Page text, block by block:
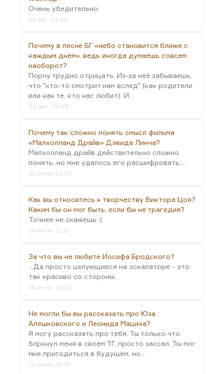
«Мы любим перечитывать страшное, но это нам
кажется, что это страшное». Потому что мы же
не любим перечитывать Шаламова, или
«Крутой маршрут» Евгении Гинзбург, или
«Воспоминания» Виктора Франкла о
концлагере (вот это по-настоящему страшно), а
мы любим таинственное, мы любим готическое:
Очень убедительно.
06 авг., 01:23
Почему в песне БГ «небо становится ближе с
каждым днем», ведь иногда думаешь совсем
наоборот?
Порчу трудно отрицать. Из-за неё забываешь,
что "кто-то смотрит нам вслед" (как родители
или как те, кто нас любит). И…
03 авг., 04:58
Почему так сложно понять смысл фильма
«Малхолланд Драйв» Дэвида Линча?
Малхолланд драйв действительно сложно
понять, но мне удалось его расшифровать:…
31 июля, 14:05
Как вы относитесь к творчеству Виктора Цоя?
Каким бы он мог быть, если бы не трагедия?
Точнее не скажешь :(
16 июля, 21:11
За что вы не любите Иосифа Бродского?
...Да просто целующиеся на эскалаторе - это
так красиво со стороны...
16 июля, 20:11
Не могли бы вы рассказать про Юза
Алешковского и Леонида Мациха?
Я могу рассказать про тебя. Ты только что
блркнул меня в своём ТГ, просто зассал. Ты мог
мне пригодиться в будущем, но…
12 июля, 15:25